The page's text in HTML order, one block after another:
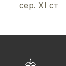
сер. ХІ ст